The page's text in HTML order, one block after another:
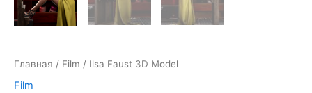
Главная / Film / Ilsa Faust 3D Model
Film